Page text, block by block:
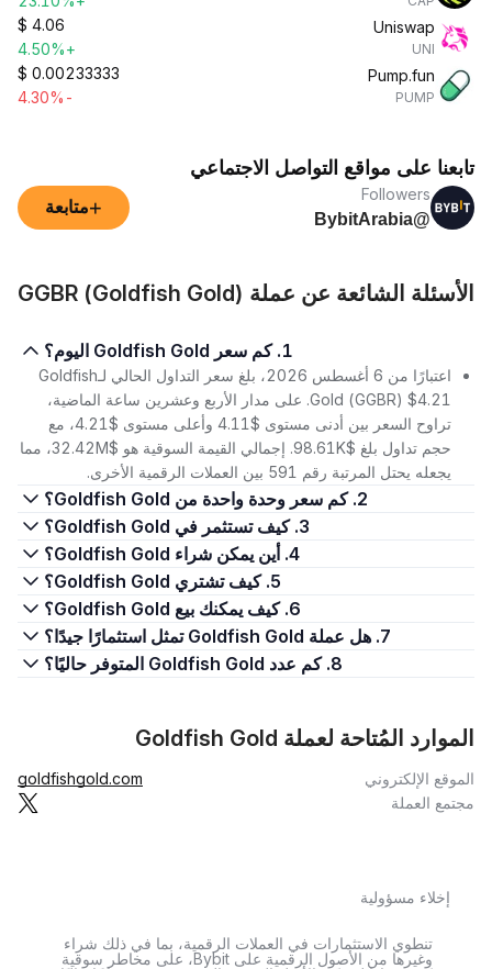
Uniswap
UNI
$ 4.06
+4.50%
Pump.fun
PUMP
$ 0.00233333
-4.30%
تابعنا على مواقع التواصل الاجتماعي
Followers
@BybitArabia
+متابعة
الأسئلة الشائعة عن عملة GGBR (Goldfish Gold)
1. كم سعر Goldfish Gold اليوم؟
اعتبارًا من 6 أغسطس 2026، بلغ سعر التداول الحالي لـGoldfish
Gold (GGBR) $4.21. على مدار الأربع وعشرين ساعة الماضية،
تراوح السعر بين أدنى مستوى $4.11 وأعلى مستوى $4.21، مع
حجم تداول بلغ $98.61K. إجمالي القيمة السوقية هو $32.42M، مما
يجعله يحتل المرتبة رقم 591 بين العملات الرقمية الأخرى.
2. كم سعر وحدة واحدة من Goldfish Gold؟
3. كيف تستثمر في Goldfish Gold؟
4. أين يمكن شراء Goldfish Gold؟
5. كيف تشتري Goldfish Gold؟
6. كيف يمكنك بيع Goldfish Gold؟
7. هل عملة Goldfish Gold تمثل استثمارًا جيدًا؟
8. كم عدد Goldfish Gold المتوفر حاليًا؟
الموارد المُتاحة لعملة Goldfish Gold
الموقع الإلكتروني
goldfishgold.com
مجتمع العملة
إخلاء مسؤولية
تنطوي الاستثمارات في العملات الرقمية، بما في ذلك شراء
وغيرها من الأصول الرقمية على Bybit، على مخاطر سوقية